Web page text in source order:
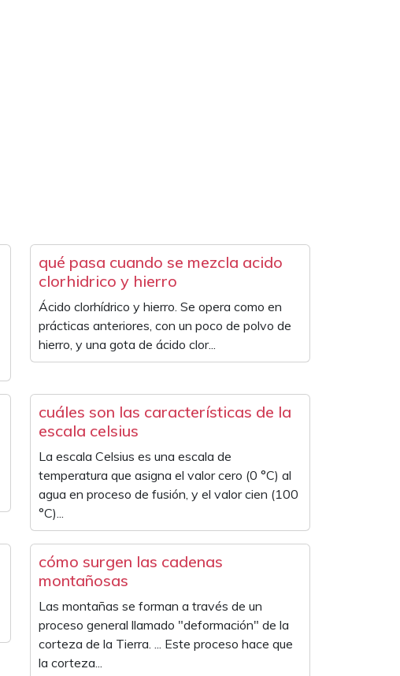
qué pasa cuando se mezcla acido
clorhidrico y hierro
Ácido clorhídrico y hierro. Se opera como en
prácticas anteriores, con un poco de polvo de
hierro, y una gota de ácido clor...
cuáles son las características de la
escala celsius
La escala Celsius es una escala de
temperatura que asigna el valor cero (0 °C) al
agua en proceso de fusión, y el valor cien (100
°C)...
cómo surgen las cadenas
montañosas
Las montañas se forman a través de un
proceso general llamado "deformación" de la
corteza de la Tierra. ... Este proceso hace que
la corteza...